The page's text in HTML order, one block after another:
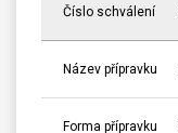
Číslo schválení
Název přípravku
Forma přípravku